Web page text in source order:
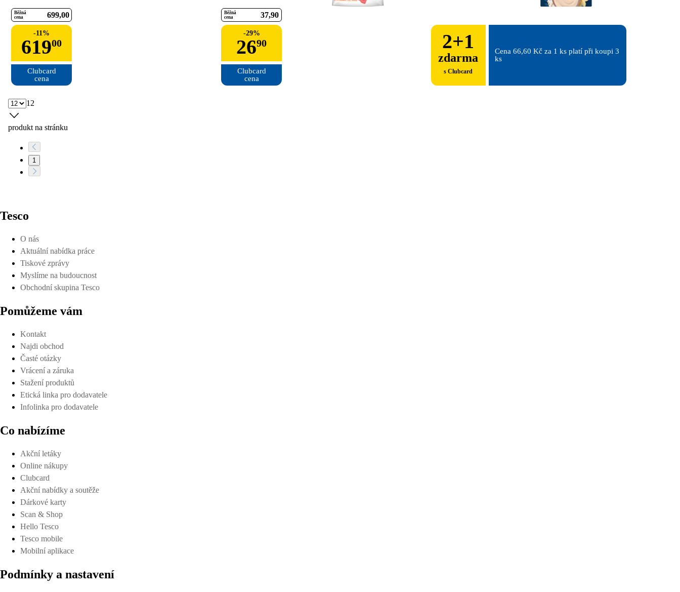
Běžná
cena
699 00
-11%
61900
Clubcard
cena
Běžná
cena
37 90
-29%
2690
Clubcard
cena
2+1
zdarma
s Clubcard
Cena 66,60 Kč za 1 ks platí při koupi 3
ks
12
produkt na stránku
1
Tesco
O nás
Aktuální nabídka práce
Tiskové zprávy
Myslíme na budoucnost
Obchodní skupina Tesco
Pomůžeme vám
Kontakt
Najdi obchod
Časté otázky
Vrácení a záruka
Stažení produktů
Etická linka pro dodavatele
Infolinka pro dodavatele
Co nabízíme
Akční letáky
Online nákupy
Clubcard
Akční nabídky a soutěže
Dárkové karty
Scan & Shop
Hello Tesco
Tesco mobile
Mobilní aplikace
Podmínky a nastavení